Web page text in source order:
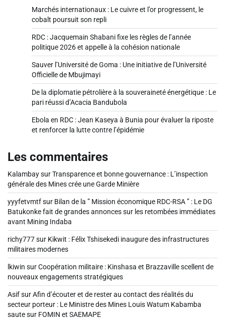
Marchés internationaux : Le cuivre et l’or progressent, le
cobalt poursuit son repli
RDC : Jacquemain Shabani fixe les règles de l’année
politique 2026 et appelle à la cohésion nationale
Sauver l’Université de Goma : Une initiative de l’Université
Officielle de Mbujimayi
De la diplomatie pétrolière à la souveraineté énergétique : Le
pari réussi d’Acacia Bandubola
Ebola en RDC : Jean Kaseya à Bunia pour évaluer la riposte
et renforcer la lutte contre l’épidémie
Les commentaires
KalambaysurTransparence et bonne gouvernance : L’inspection
générale des Mines crée une Garde Minière
yyyfetvmtfsur Bilan de la ” Mission économique RDC-RSA ” : Le DG
Batukonke fait de grandes annonces sur les retombées immédiates
avant Mining Indaba
richy777sur Kikwit : Félix Tshisekedi inaugure des infrastructures
militaires modernes
lkiwin surCoopération militaire : Kinshasa et Brazzaville scellent de
nouveaux engagements stratégiques
AsifsurAfin d’écouter et de rester au contact des réalités du
secteur porteur : Le Ministre des Mines Louis Watum Kabamba
saute sur FOMIN et SAEMAPE